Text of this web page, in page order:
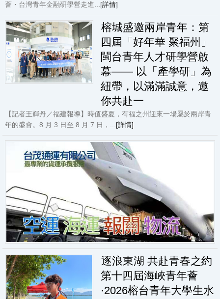
薈・台灣青年金融研學營走進... [詳情]
榕城盛邀兩岸青年：第
四屆「好年華 聚福州」
閩台青年人才研學營啟
幕—— 以「產學研」為
紐帶，以滿滿誠意，邀
你共赴一
【記者王輝丹／福建報導】時值盛夏，有福之州迎來一場屬於兩岸青
年的盛會。8 月 3 日至 8 月 7 日，... [詳情]
逐浪東湖 共赴青春之約
第十四屆海峽青年薈
·2026榕台青年大學生水